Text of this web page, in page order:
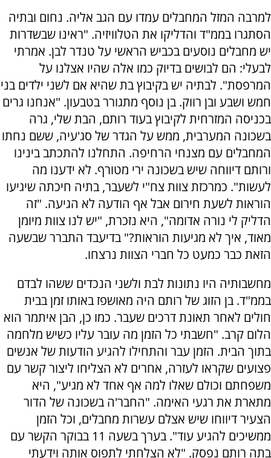
למרבה המזל המחבלים עמדו עם הגב אליה. נחום ובתיה
הסתגרו בממ"ד והדליקו את הטלוויזיה. "ראינו שבשדרות
יש מחבלים נוסעים בכביש הראשי על טנדר לבן. אמרתי
לבעלי: הם לבושים בדיוק כמו אלה שהיו אצלנו על
המרפסת". לבתיה יש בקיבוץ בת שהיא אם לשני ילדים בני
חמש ושבע ובן רווק. בן נוסף מתגורר בטבעון. "אנחנו גרים
בכניסה המזרחית לקיבוץ בעוד רותם, הבת שלי, גרה
בשכונה המערבית, ממש על הגדר של סג'עיה, ששם נחתו
המחבלים עם מצנחי הרחיפה. התחלנו להתכתב בינינו
ורותם דיווחה שיש בשכונה ירי מטורף. לא ידענו מה
לעשות". כמרכזת צוות צח"י לשעבר, בתיה חיכתה שיגיעו
הוראות לשעת חירום אבל אף הודעה לא הגיעה. "זה
הדליק לי נורה אדומה", היא נזכרת, "יש לנו צוות מיומן
מאוד, איך לא מגיעות הוראות?" בדיעבד התברר שבשעה
הזאת כבר כמעט כל חברי הצוות נרצחו.
מחשבותיה היו נתונות לבת ולשני הנכדים ששהו לבדם
בממ"ד. בן הזוג של רותם היה מאושפז באותו זמן בבית
חולים לאחר תאונת דרכים שעבר. כמו כן, הבן איתמר הוא
הלום קרב. "חשבתי כל הזמן מה עובר עליו כשיש מלחמה
בתוך הבית. הזמן עבר והתחילו להגיע הודעות של אנשים
פצועים שקראו לעזרה, אחרים לא הצליחו ליצור קשר עם
משפחתם וכולם שאלו למה אף אחד לא מגיע", היא
מתארת את רגעי האימה. "החבר'ה בשכונה של הדור
הצעיר דיווחו שיש אצלם עשרות מחבלים, וכל הזמן
ממשיכים להגיע עוד". בערך בשעה 11 בבוקר הקשר עם
בתה רותם נפסק. "לא הצלחתי לתפוס אותה וידעתי